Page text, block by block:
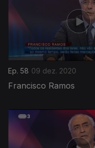
Ep. 58 09 dez. 2020
Francisco Ramos